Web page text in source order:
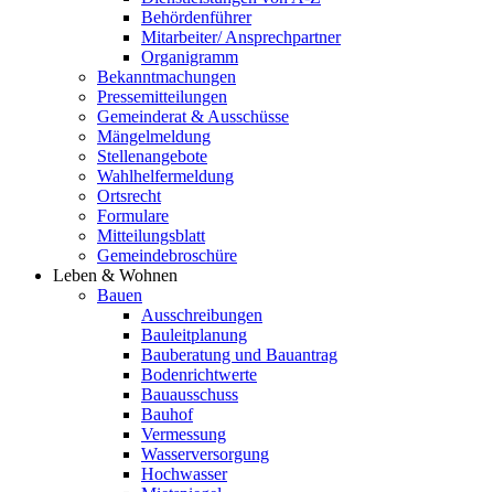
Behördenführer
Mitarbeiter/ Ansprechpartner
Organigramm
Bekanntmachungen
Pressemitteilungen
Gemeinderat & Ausschüsse
Mängelmeldung
Stellenangebote
Wahlhelfermeldung
Ortsrecht
Formulare
Mitteilungsblatt
Gemeindebroschüre
Leben & Wohnen
Bauen
Ausschreibungen
Bauleitplanung
Bauberatung und Bauantrag
Bodenrichtwerte
Bauausschuss
Bauhof
Vermessung
Wasserversorgung
Hochwasser